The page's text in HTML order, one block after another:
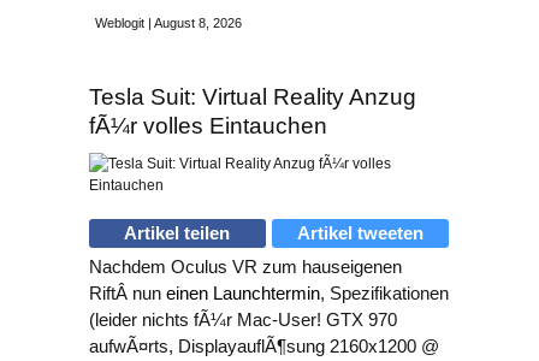
Weblogit | August 8, 2026
Tesla Suit: Virtual Reality Anzug
fÃ¼r volles Eintauchen
Artikel teilen
Artikel tweeten
Nachdem Oculus VR zum hauseigenen
RiftÂ nun einen Launchtermin, Spezifikationen
(leider nichts fÃ¼r Mac-User! GTX 970
aufwÃ¤rts, DisplayauflÃ¶sung 2160x1200 @